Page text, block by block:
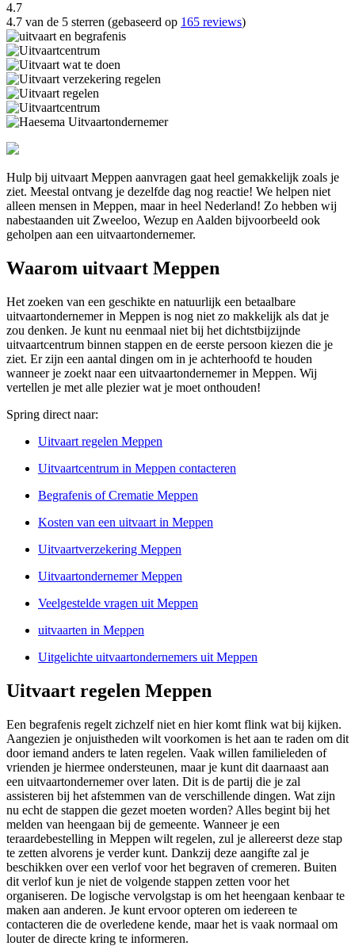
4.7
4.7 van de 5 sterren (gebaseerd op 165 reviews)
Hulp bij uitvaart Meppen aanvragen gaat heel gemakkelijk zoals je
ziet. Meestal ontvang je dezelfde dag nog reactie! We helpen niet
alleen mensen in Meppen, maar in heel Nederland! Zo hebben wij
nabestaanden uit Zweeloo, Wezup en Aalden bijvoorbeeld ook
geholpen aan een uitvaartondernemer.
Waarom uitvaart Meppen
Het zoeken van een geschikte en natuurlijk een betaalbare
uitvaartondernemer in Meppen is nog niet zo makkelijk als dat je
zou denken. Je kunt nu eenmaal niet bij het dichtstbijzijnde
uitvaartcentrum binnen stappen en de eerste persoon kiezen die je
ziet. Er zijn een aantal dingen om in je achterhoofd te houden
wanneer je zoekt naar een uitvaartondernemer in Meppen. Wij
vertellen je met alle plezier wat je moet onthouden!
Spring direct naar:
Uitvaart regelen Meppen
Uitvaartcentrum in Meppen contacteren
Begrafenis of Crematie Meppen
Kosten van een uitvaart in Meppen
Uitvaartverzekering Meppen
Uitvaartondernemer Meppen
Veelgestelde vragen uit Meppen
uitvaarten in Meppen
Uitgelichte uitvaartondernemers uit Meppen
Uitvaart regelen Meppen
Een begrafenis regelt zichzelf niet en hier komt flink wat bij kijken.
Aangezien je onjuistheden wilt voorkomen is het aan te raden om dit
door iemand anders te laten regelen. Vaak willen familieleden of
vrienden je hiermee ondersteunen, maar je kunt dit daarnaast aan
een uitvaartondernemer over laten. Dit is de partij die je zal
assisteren bij het afstemmen van de verschillende dingen. Wat zijn
nu echt de stappen die gezet moeten worden? Alles begint bij het
melden van heengaan bij de gemeente. Wanneer je een
teraardebestelling in Meppen wilt regelen, zul je allereerst deze stap
te zetten alvorens je verder kunt. Dankzij deze aangifte zal je
beschikken over een verlof voor het begraven of cremeren. Buiten
dit verlof kun je niet de volgende stappen zetten voor het
organiseren. De logische vervolgstap is om het heengaan kenbaar te
maken aan anderen. Je kunt ervoor opteren om iedereen te
contacteren die de overledene kende, maar het is vaak normaal om
louter de directe kring te informeren.